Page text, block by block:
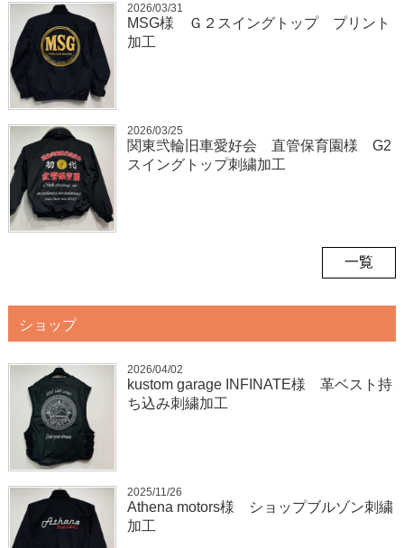
2026/03/31
MSG様 Ｇ２スイングトップ プリント
加工
2026/03/25
関東弐輪旧車愛好会 直管保育園様 G2
スイングトップ刺繍加工
一覧
ショップ
2026/04/02
kustom garage INFINATE様 革ベスト持
ち込み刺繍加工
2025/11/26
Athena motors様 ショップブルゾン刺繍
加工